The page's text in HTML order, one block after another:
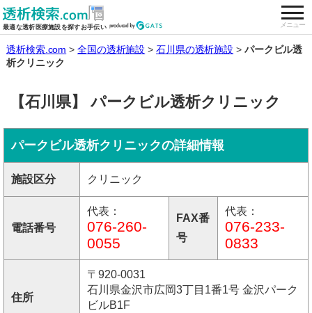
最適な透析医療施設を探すお手伝い メニュー
全国の透析施設を検索する
透析検索.com 全国の透析施設 石川県の透析施設
パークビル透
析クリニック
【石川県】 パークビル透析クリニック
パークビル透析クリニックの詳細情報
施設区分 クリニック
電話番号
代表：
076-260-
0055
FAX番
号
代表：
076-233-
0833
住所
〒920-0031
石川県金沢市広岡3丁目1番1号 金沢パーク
ビルB1F